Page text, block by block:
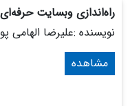
راه‌اندازی وبسایت
نویسنده :علیرضا الهامی
مشاهده